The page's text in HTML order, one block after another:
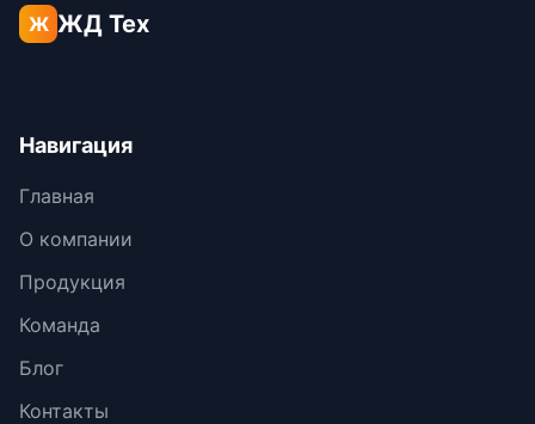
Ж ЖД Тех
Навигация
Главная
О компании
Продукция
Команда
Блог
Контакты